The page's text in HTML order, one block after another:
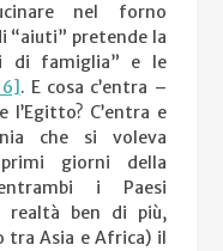
nel forno
“aiuti” pretende la
di famiglia” e le
. E cosa c’entra –
l’Egitto? C’entra e
che si voleva
giorni della
i Paesi
realtà ben di più,
tra Asia e Africa) il